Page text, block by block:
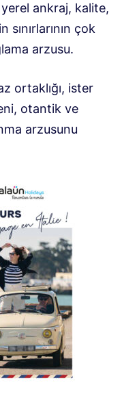
ankraj, kalite,
çok
arzusu.
ortaklığı, ister
otantik ve
arzusunu